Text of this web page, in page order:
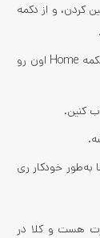
کردن، و از دکمه
روی گزینه Wipe Data/Factory rese برین و با دکمه Home اون رو
خودکار ری
هست و کلا در